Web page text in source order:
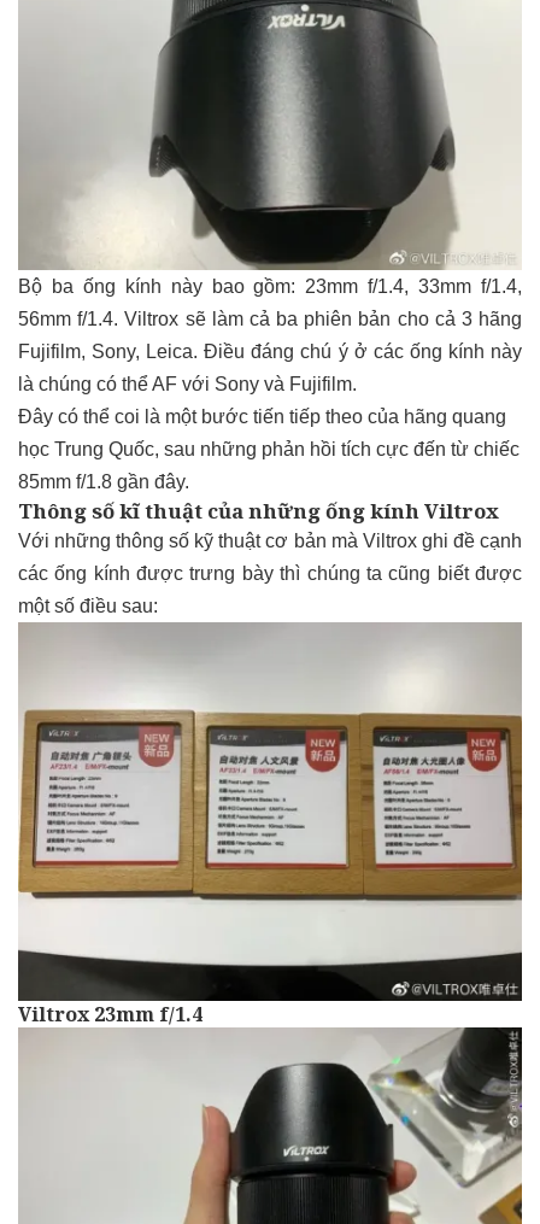
Bộ ba ống kính này bao gồm: 23mm f/1.4, 33mm f/1.4,
56mm f/1.4. Viltrox sẽ làm cả ba phiên bản cho cả 3 hãng
Fujifilm, Sony, Leica. Điều đáng chú ý ở các ống kính này
là chúng có thể AF với Sony và Fujifilm.
Đây có thể coi là một bước tiến tiếp theo của hãng quang
học Trung Quốc, sau những phản hồi tích cực đến từ chiếc
85mm f/1.8 gần đây.
Thông số kĩ thuật của những ống kính Viltrox
Với những thông số kỹ thuật cơ bản mà Viltrox ghi đề cạnh
các ống kính được trưng bày thì chúng ta cũng biết được
một số điều sau:
Viltrox 23mm f/1.4